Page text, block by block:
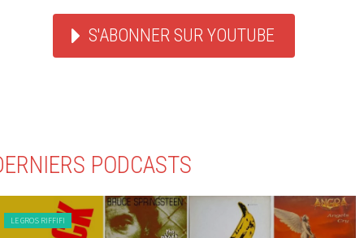
S'ABONNER SUR YOUTUBE
PODCASTS
LE GROS RIFFIFI